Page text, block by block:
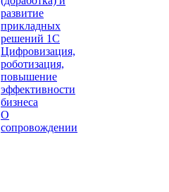
развитие
прикладных
решений 1С
Цифровизация,
роботизация,
повышение
эффективности
бизнеса
О
сопровождении